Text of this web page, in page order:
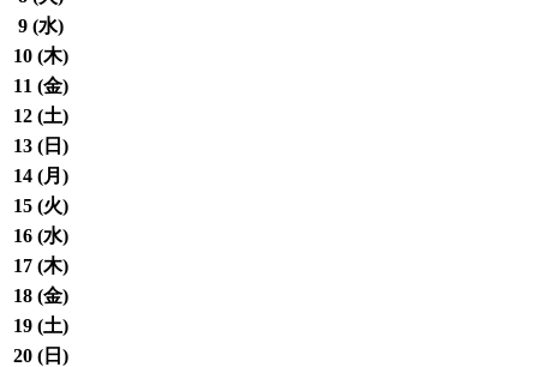
9 (水)
10 (木)
11 (金)
12 (土)
13 ( 日 )
14 (月 )
15 (火)
16 (水)
17 (木)
18 (金)
19 (土)
20 ( 日 )